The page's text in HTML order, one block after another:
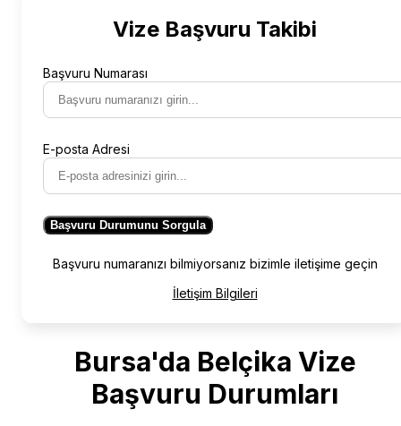
Vize Başvuru Takibi
Başvuru Numarası
E-posta Adresi
Başvuru Durumunu Sorgula
Başvuru numaranızı bilmiyorsanız bizimle iletişime geçin
İletişim Bilgileri
Bursa'da Belçika Vize
Başvuru Durumları